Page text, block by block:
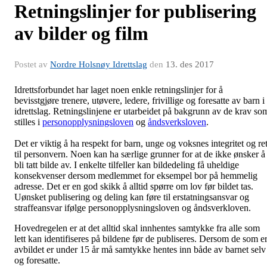
Retningslinjer for publisering
av bilder og film
Postet av Nordre Holsnøy Idrettslag den 13. des 2017
Idrettsforbundet har laget noen enkle retningslinjer for å
bevisstgjøre trenere, utøvere, ledere, frivillige og foresatte av barn i
idrettslag. Retningslinjene er utarbeidet på bakgrunn av de krav
stilles i personopplysningsloven og åndsverksloven.
Det er viktig å ha respekt for barn, unge og voksnes integritet og
til personvern. Noen kan ha særlige grunner for at de ikke ønsker å
bli tatt bilde av. I enkelte tilfeller kan bildedeling få uheldige
konsekvenser dersom medlemmet for eksempel bor på hemmelig
adresse. Det er en god skikk å alltid spørre om lov før bildet tas.
Uønsket publisering og deling kan føre til erstatningsansvar og
straffeansvar ifølge personopplysningsloven og åndsverkloven.
Hovedregelen er at det alltid skal innhentes samtykke fra alle som
lett kan identifiseres på bildene før de publiseres. Dersom de som er
avbildet er under 15 år må samtykke hentes inn både av barnet selv
og foresatte.